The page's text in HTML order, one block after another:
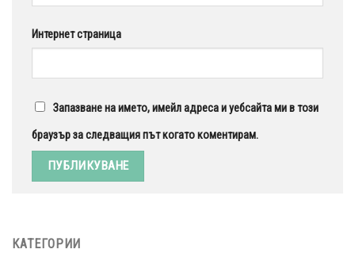
Интернет страница
Запазване на името, имейл адреса и уебсайта ми в този
браузър за следващия път когато коментирам.
КАТЕГОРИИ